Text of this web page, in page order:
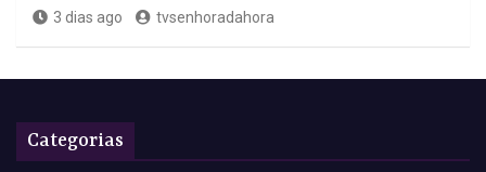
3 dias ago tvsenhoradahora
Categorias